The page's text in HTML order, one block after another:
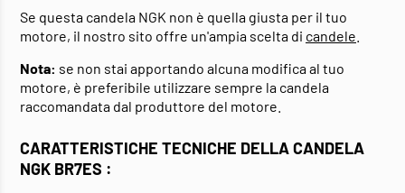
Se questa candela NGK non è quella giusta per il tuo
motore, il nostro sito offre un'ampia scelta di candele
Nota: se non stai apportando alcuna modifica al tuo
motore, è preferibile utilizzare sempre la candela
raccomandata dal produttore del motore.
CARATTERISTICHE TECNICHE DELLA CANDELA
NGK BR7ES :